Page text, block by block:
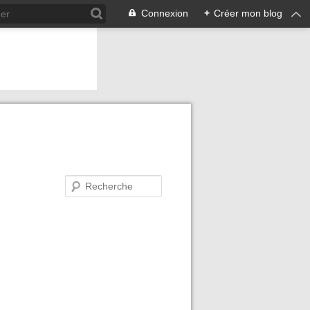
Connexion + Créer mon blog